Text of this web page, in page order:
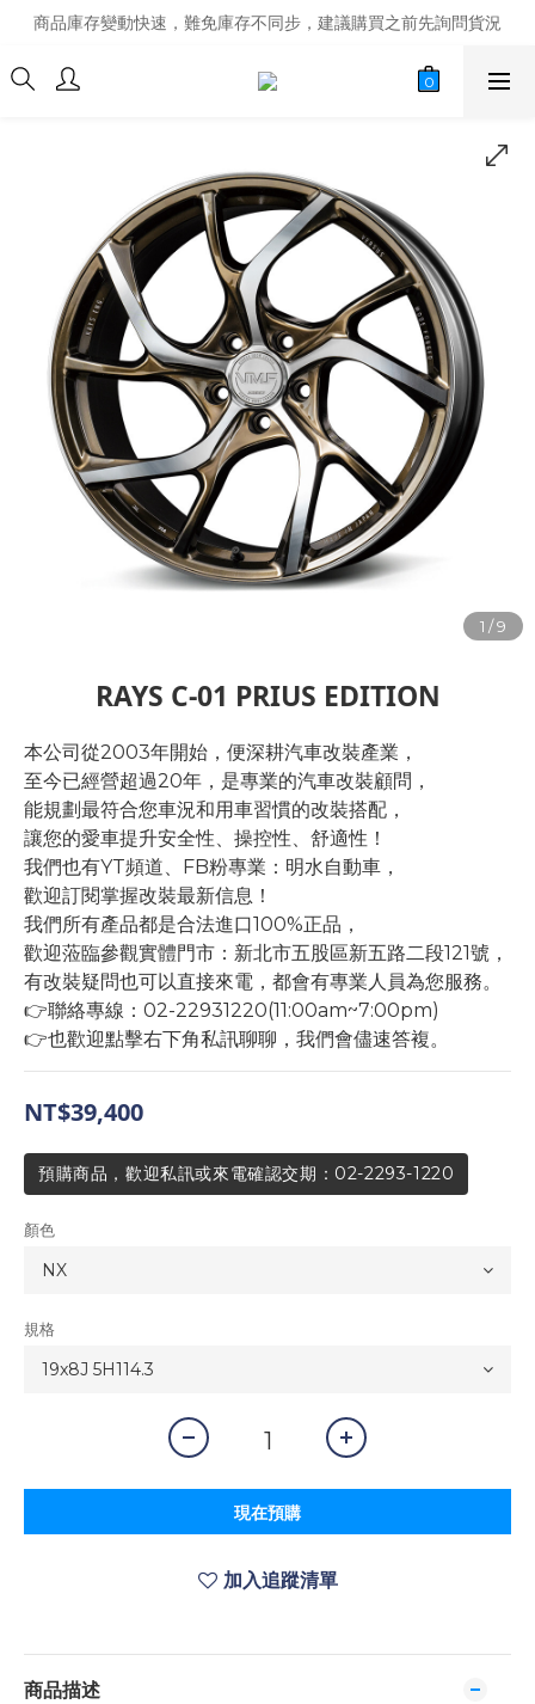
商品庫存變動快速，難免庫存不同步，建議購買之前先詢問貨況
商品庫存變動快速，難免庫存不同步，建議購買之前先詢問貨況
經營超過20年的改裝老字號，安全有保障
RAYS C-01 PRIUS EDITION
本公司從2003年開始，便深耕汽車改裝產業，
至今已經營超過20年，是專業的汽車改裝顧問，
能規劃最符合您車況和用車習慣的改裝搭配，
讓您的愛車提升安全性、操控性、舒適性！
我們也有YT頻道、FB粉專業：明水自動車，
歡迎訂閱掌握改裝最新信息！
我們所有產品都是合法進口100%正品，
歡迎蒞臨參觀實體門市：新北市五股區新五路二段121號，
有改裝疑問也可以直接來電，都會有專業人員為您服務。
👉聯絡專線：02-22931220(11:00am~7:00pm)
👉也歡迎點擊右下角私訊聊聊，我們會儘速答複。
NT$39,400
預購商品，歡迎私訊或來電確認交期：02-2293-1220
顏色
規格
現在預購
加入追蹤清單
商品描述